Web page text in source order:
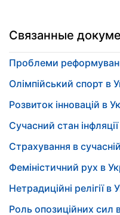
Связанные
Проблеми
Олімпійський спорт в
Розвиток інновацій в
Сучасний стан інфляції
Страхування в сучасній
Феміністичний рух в
Нетрадиційні релігії в
Роль опозиційних сил в